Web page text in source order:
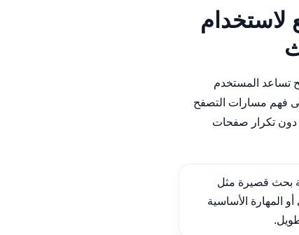
لاستخدام
تساعد المستخدم
فهم مسارات التصفح
دون تكرار صفحات
بحث قصيرة مثل
المهارة الأساسية